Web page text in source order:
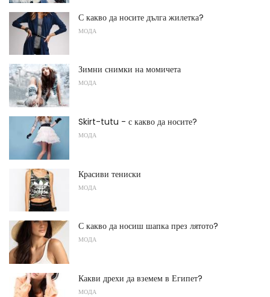
С какво да носите дълга жилетка?
МОДА
Зимни снимки на момичета
МОДА
Skirt-tutu - с какво да носите?
МОДА
Красиви тениски
МОДА
С какво да носиш шапка през лятото?
МОДА
Какви дрехи да вземем в Египет?
МОДА